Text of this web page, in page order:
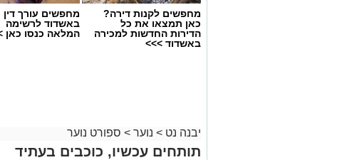
מחפשים לקנות דירה?
כאן תמצאו את כל
הדירות החדשות למכירה
באשדוד >>>
מחפשים עורך דין
באשדוד לרשימה
המלאה כנסו כאן
יבנה נט > נוער > ספורט נוער
תותחים עכשיו, כוכבים בעתיד